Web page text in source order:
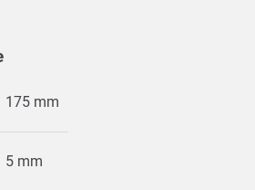
175 mm
5 mm